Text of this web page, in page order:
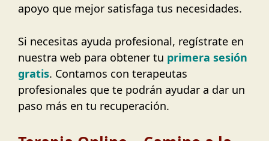
apoyo que mejor satisfaga tus necesidades.
Si necesitas ayuda profesional, regístrate en
nuestra web para obtener tu primera sesión
gratis. Contamos con terapeutas
profesionales que te podrán ayudar a dar un
paso más en tu recuperación.